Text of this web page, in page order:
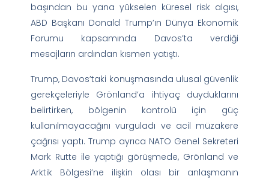
başından bu yana yükselen küresel risk algısı,
ABD Başkanı Donald Trump’ın Dünya Ekonomik
Forumu kapsamında Davos’ta verdiği
mesajların ardından kısmen yatıştı.
Trump, Davos’taki konuşmasında ulusal güvenlik
gerekçeleriyle Grönland’a ihtiyaç duyduklarını
belirtirken, bölgenin kontrolü için güç
kullanılmayacağını vurguladı ve acil müzakere
çağrısı yaptı. Trump ayrıca NATO Genel Sekreteri
Mark Rutte ile yaptığı görüşmede, Grönland ve
Arktik Bölgesi’ne ilişkin olası bir anlaşmanın